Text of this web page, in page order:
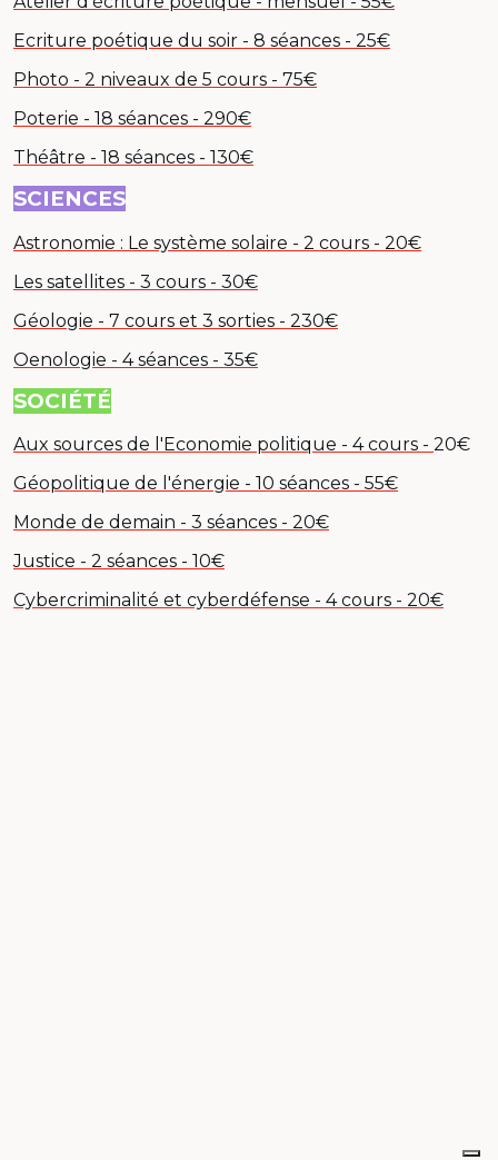
Ecriture poétique du soir - 8 séances - 25€
Photo - 2 niveaux de 5 cours - 75€
Poterie - 18 séances - 290€
Théâtre - 18 séances - 130€
SCIENCES
Astronomie : Le système solaire - 2 cours - 20€
Les satellites - 3 cours - 30€
Géologie - 7 cours et 3 sorties - 230€
Oenologie - 4 séances - 35€
SOCIÉTÉ
Aux sources de l'Economie politique - 4 cours - 20€
Géopolitique de l'énergie - 10 séances - 55€
Monde de demain - 3 séances - 20€
Justice - 2 séances - 10€
Cybercriminalité et cyberdéfense - 4 cours - 20€